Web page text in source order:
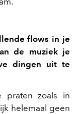
flows in je
de muziek je
dingen uit te
zoals in
helemaal geen